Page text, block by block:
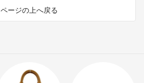
ページの上へ戻る